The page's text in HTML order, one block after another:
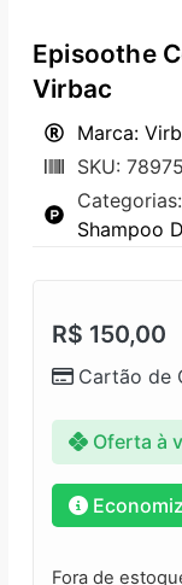
Episoothe
Virbac
Marca:
SKU:
Categorias:
Shampoo
R$ 150,00
Cartão de
Oferta à
Fora de